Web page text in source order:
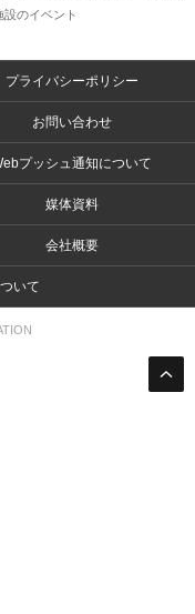
のイベント
プライバシーポリシー
お問い合わせ
プッシュ通知について
媒体資料
会社概要
いて